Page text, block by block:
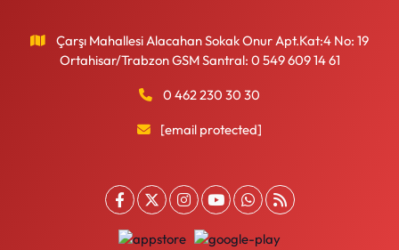
Çarşı Mahallesi Alacahan Sokak Onur Apt.Kat:4 No: 19
Ortahisar/Trabzon GSM Santral: 0 549 609 14 61
0 462 230 30 30
[email protected]